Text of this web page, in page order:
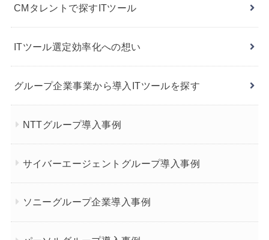
CMタレントで探すITツール
ITツール選定効率化への想い
グループ企業事業から導入ITツールを探す
NTTグループ導入事例
サイバーエージェントグループ導入事例
ソニーグループ企業導入事例